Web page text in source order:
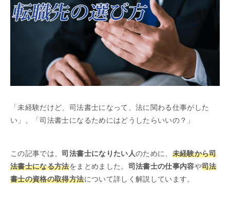
「未経験だけど、司法書士になって、法に関わる仕事がした
い」、「司法書士になるためにはどうしたらいいの？」
この記事では、司法書士になりたい人のために、 未経験から司
法書士になる方法をまとめました。 司法書士の仕事内容や司法
書士の資格の取得方法について詳しく解説しています。